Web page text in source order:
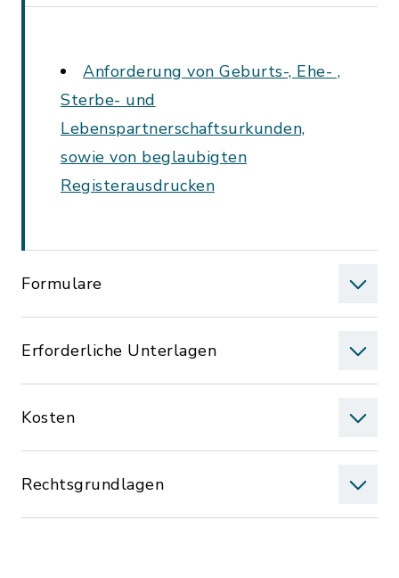
Anforderung von Geburts-, Ehe- ,
Sterbe- und
Lebenspartnerschaftsurkunden,
sowie von beglaubigten
Registerausdrucken
Formulare
Erforderliche Unterlagen
Kosten
Rechtsgrundlagen